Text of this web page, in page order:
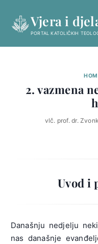
content
Vjera i
PORTAL KATOLIČKIH
2. vazmena
vlč. prof. dr.
Uvod i
Današnju nedjelju
nas današnje